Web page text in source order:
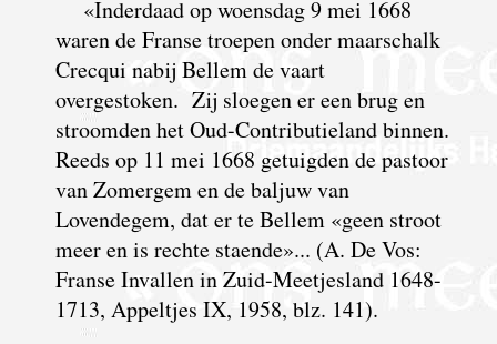
«Inderdaad op woensdag 9 mei 1668
waren de Franse troepen onder maarschalk
Crecqui nabij Bellem de vaart
overgestoken. Zij sloegen er een brug en
stroomden het Oud-Contributieland binnen.
Reeds op 11 mei 1668 getuigden de pastoor
van Zomergem en de baljuw van
Lovendegem, dat er te Bellem «geen stroot
meer en is rechte staende»... (A. De Vos:
Franse Invallen in Zuid-Meetjesland 1648-
1713, Appeltjes IX, 1958, blz. 141).